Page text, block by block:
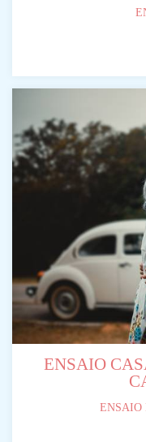
ENSAIO
ENSAIO